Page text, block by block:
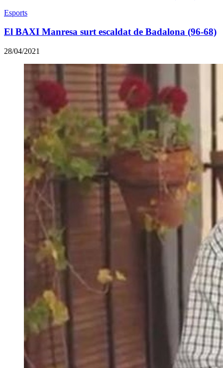
Esports
El BAXI Manresa surt escaldat de Badalona (96-68)
28/04/2021